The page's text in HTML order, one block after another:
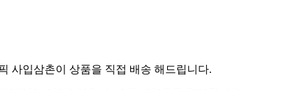
사입삼촌이 상품을 직접 배송 해드립니다.